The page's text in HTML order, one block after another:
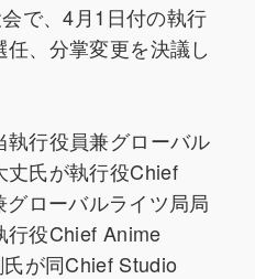
で、4月1日付の執行
、分掌変更を決議し
行役員兼グローバル
丈氏が執行役Chief
ローバルライツ局局
行役Chief Anime
が同Chief Studio